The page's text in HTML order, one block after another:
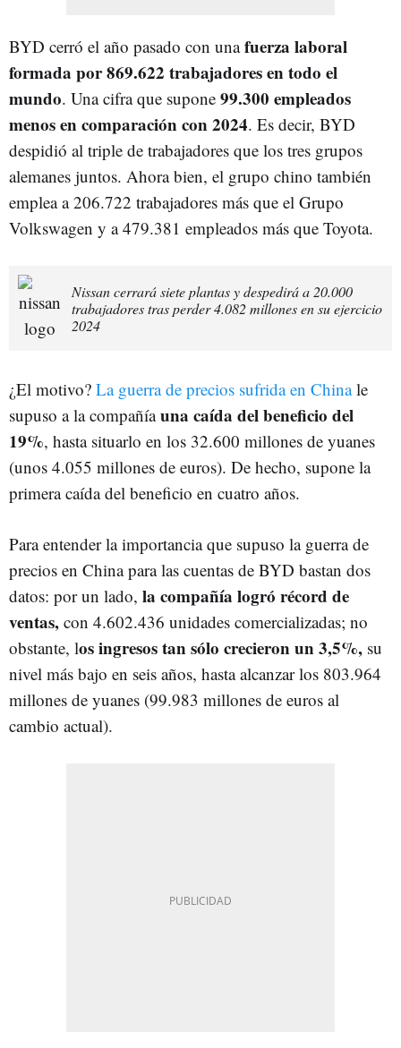
BYD cerró el año pasado con unafuerza laboral
formada por 869.622 trabajadores en todo el
mundo. Una cifra que supone 99.300 empleados
menos en comparación con 2024. Es decir, BYD
despidió al triple de trabajadores que los tres grupos
alemanes juntos. Ahora bien, el grupo chino también
emplea a 206.722 trabajadores más que el Grupo
Volkswagen y a 479.381 empleados más que Toyota.
Nissan cerrará siete plantas y despedirá a 20.000
trabajadores tras perder 4.082 millones en su ejercicio
2024
¿El motivo? La guerra de precios sufrida en Chinale
supuso a la compañíauna caída del beneficio del
19%, hasta situarlo en los 32.600 millones de yuanes
(unos 4.055 millones de euros). De hecho, supone la
primera caída del beneficio en cuatro años.
Para entender la importancia que supuso la guerra de
precios en China para las cuentas de BYD bastan dos
datos: por un lado, la compañía logró récord de
ventas, con 4.602.436 unidades comercializadas; no
obstante, los ingresos tan sólo crecieron un 3,5%, su
nivel más bajo en seis años, hasta alcanzar los 803.964
millones de yuanes (99.983 millones de euros al
cambio actual).